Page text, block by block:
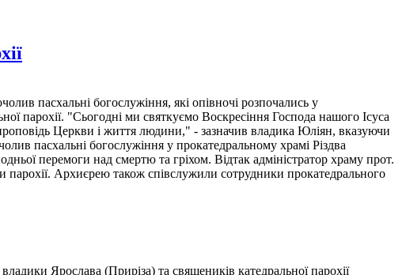
пасхальні богослужіння, які опівночі розпочались у
парохії. "Сьогодні ми святкуємо Воскресіння Господа нашого Ісуса
Церкви і життя людини," - зазначив владика Юліян, вказуючи
пасхальні богослужіння у прокатедральному храмі Різдва
перемоги над смертю та гріхом. Відтак адміністратор храму прот.
парохії. Архиєрею також співслужили сотрудники прокатедрального
Ярослава (Приріза) та священиків катедральної парохії